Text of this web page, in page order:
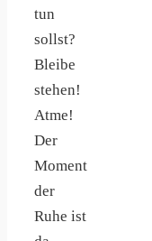
tun
sollst?
Bleibe
stehen!
Atme!
Der
Moment
der
Ruhe ist